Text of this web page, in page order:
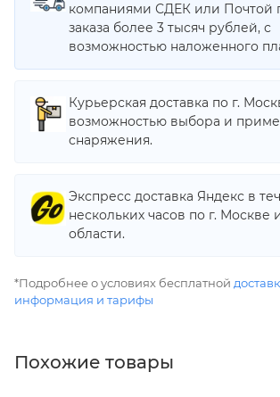
компаниями СДЕК или Почтой
заказа более 3 тысяч рублей, с
возможностью наложенного
Курьерская доставка по г.
возможностью выбора и
снаряжения.
Экспресс доставка Яндекс в
нескольких часов по г. Москве
области.
*Подробнее о условиях бесплатной
информация и тарифы
Похожие товары